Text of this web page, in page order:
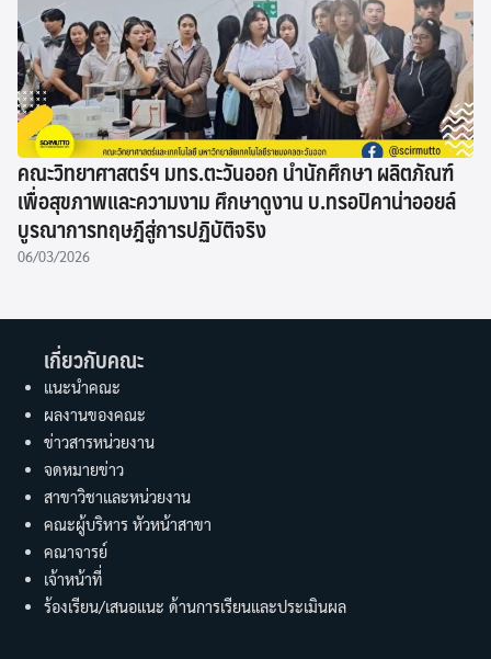
คณะวิทยาศาสตร์ฯ มทร.ตะวันออก นำนักศึกษา ผลิตภัณฑ์
เพื่อสุขภาพและความงาม ศึกษาดูงาน บ.ทรอปิคาน่าออยล์
บูรณาการทฤษฎีสู่การปฏิบัติจริง
06/03/2026
เกี่ยวกับคณะ
แนะนำคณะ
ผลงานของคณะ
ข่าวสารหน่วยงาน
จดหมายข่าว
สาขาวิชาและหน่วยงาน
คณะผู้บริหาร หัวหน้าสาขา
คณาจารย์
เจ้าหน้าที่
ร้องเรียน/เสนอแนะ ด้านการเรียนและประเมินผล